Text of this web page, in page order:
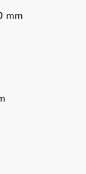
mm